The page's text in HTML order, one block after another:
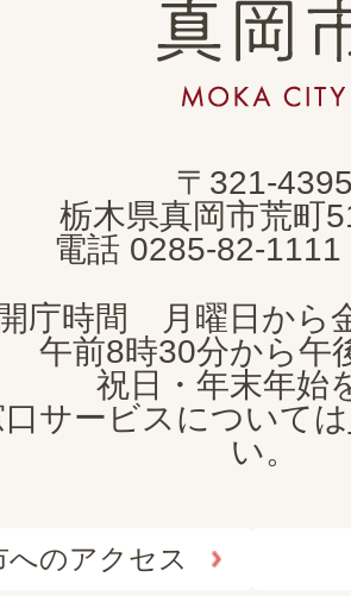
真
岡
市
CITY
〒321-
栃木県真岡市荒町
電話 0285-82-1111
開庁時間 月曜日から
午前8時30分から午
祝日・年末年始
サービスについては
い。
へのアクセス